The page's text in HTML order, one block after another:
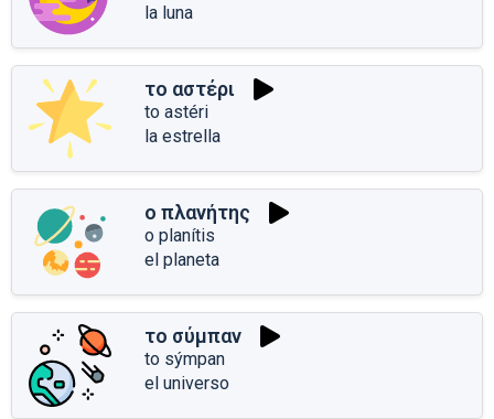
la luna
το αστέρι
to astéri
la estrella
ο πλανήτης
o planítis
el planeta
το σύμπαν
to sýmpan
el universo